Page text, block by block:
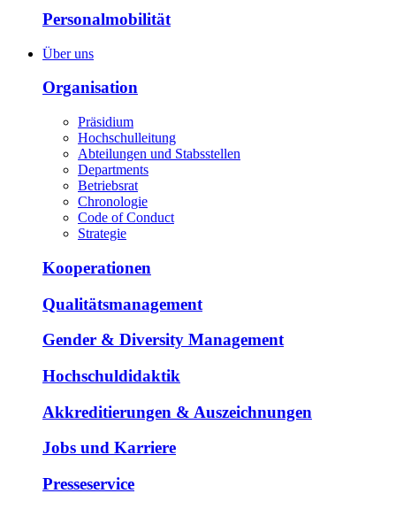
Personalmobilität
Über uns
Organisation
Präsidium
Hochschulleitung
Abteilungen und Stabsstellen
Departments
Betriebsrat
Chronologie
Code of Conduct
Strategie
Kooperationen
Qualitätsmanagement
Gender & Diversity Management
Hochschuldidaktik
Akkreditierungen & Auszeichnungen
Jobs und Karriere
Presseservice